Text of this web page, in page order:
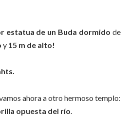
estatua de un Buda dormido de
y 15 m de alto!
ahora a otro hermoso templo:
opuesta del río